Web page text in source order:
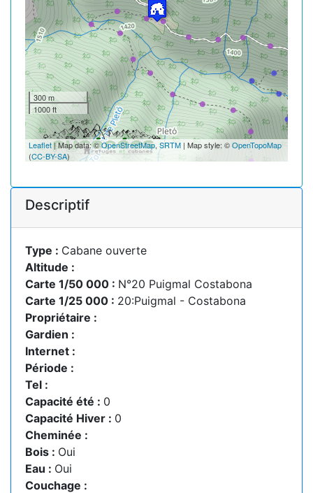
300 m
1000 ft
Leaflet| Map data: ©OpenStreetMap, SRTM | Map style: ©OpenTopoMap
(CC-BY-SA)
Descriptif
Type : Cabane ouverte
Altitude :
Carte 1/50 000 : N°20 Puigmal Costabona
Carte 1/25 000 : 20:Puigmal - Costabona
Propriétaire :
Gardien :
Internet :
Période :
Tel :
Capacité été : 0
Capacité Hiver : 0
Cheminée :
Bois : Oui
Eau : Oui
Couchage :